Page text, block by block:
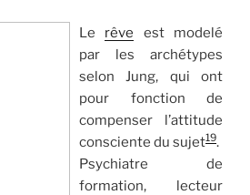
Le rêve est modelé
par les archétypes
selon Jung, qui ont
pour fonction de
compenser l’attitude
consciente du sujet19.
Psychiatre de
formation, lecteur